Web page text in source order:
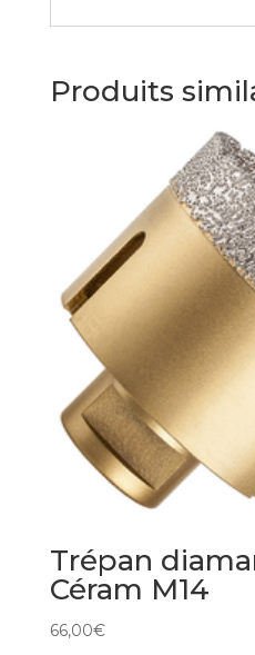
Produits
Trépan
Céram M14
66,00€